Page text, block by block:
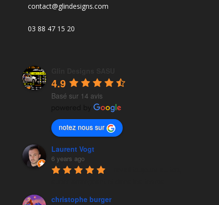
contact@glindesigns.com
03 88 47 15 20
4.9
Basé sur 14 avis
notez nous sur
Laurent Vogt
6 years ago
christophe burger